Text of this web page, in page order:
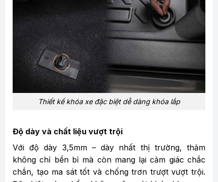
Thiết kế khóa xe đặc biệt dễ dàng khóa lắp
Độ dày và chất liệu vượt trội
Với độ dày 3,5mm – dày nhất thị trường, thảm
không chỉ bền bỉ mà còn mang lại cảm giác chắc
chắn, tạo ma sát tốt và chống trơn trượt vượt trội.